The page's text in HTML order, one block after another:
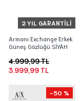
2 YIL GARANTILI
Armani Exchange Erkek
Güneş Gözlüğü SİYAH
3.999,99 TL
4.999,99 TL
-50 %